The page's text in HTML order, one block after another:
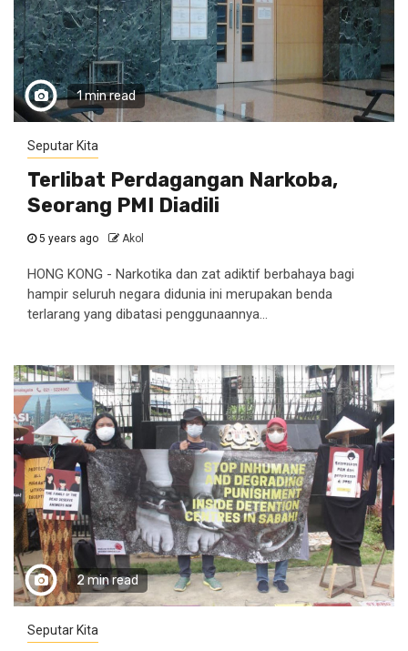
1 min read
Seputar Kita
Terlibat Perdagangan Narkoba,
Seorang PMI Diadili
5 years ago Akol
HONG KONG - Narkotika dan zat adiktif berbahaya bagi
hampir seluruh negara didunia ini merupakan benda
terlarang yang dibatasi penggunaannya...
2 min read
Seputar Kita